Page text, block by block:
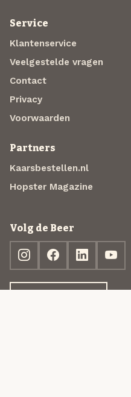
Service
Klantenservice
Veelgestelde vragen
Contact
Privacy
Voorwaarden
Partners
Kaarsbestellen.nl
Hopster Magazine
Volg de Beer